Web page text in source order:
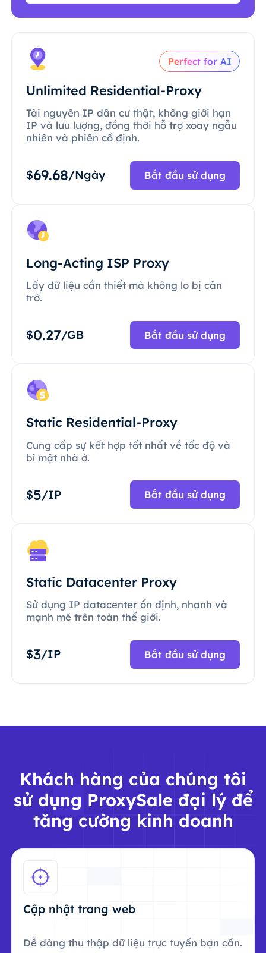
Perfect for AI
Unlimited Residential-Proxy
Tài nguyên IP dân cư thật, không giới hạn
IP và lưu lượng, đồng thời hỗ trợ xoay ngẫu
nhiên và phiên cố định.
$69.68/Ngày Bắt đầu sử dụng
Long-Acting ISP Proxy
Lấy dữ liệu cần thiết mà không lo bị cản
trở.
$0.27/GB Bắt đầu sử dụng
Static Residential-Proxy
Cung cấp sự kết hợp tốt nhất về tốc độ và
bí mật nhà ở.
$5/IP Bắt đầu sử dụng
Static Datacenter Proxy
Sử dụng IP datacenter ổn định, nhanh và
mạnh mẽ trên toàn thế giới.
$3/IP Bắt đầu sử dụng
Khách hàng của chúng tôi
sử dụng ProxySale đại lý để
tăng cường kinh doanh
Cập nhật trang web
Dễ dàng thu thập dữ liệu trực tuyến bạn cần.